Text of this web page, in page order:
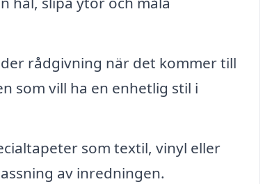
rådgivning när det kommer till
som vill ha en enhetlig stil i
som textil, vinyl eller
av inredningen.